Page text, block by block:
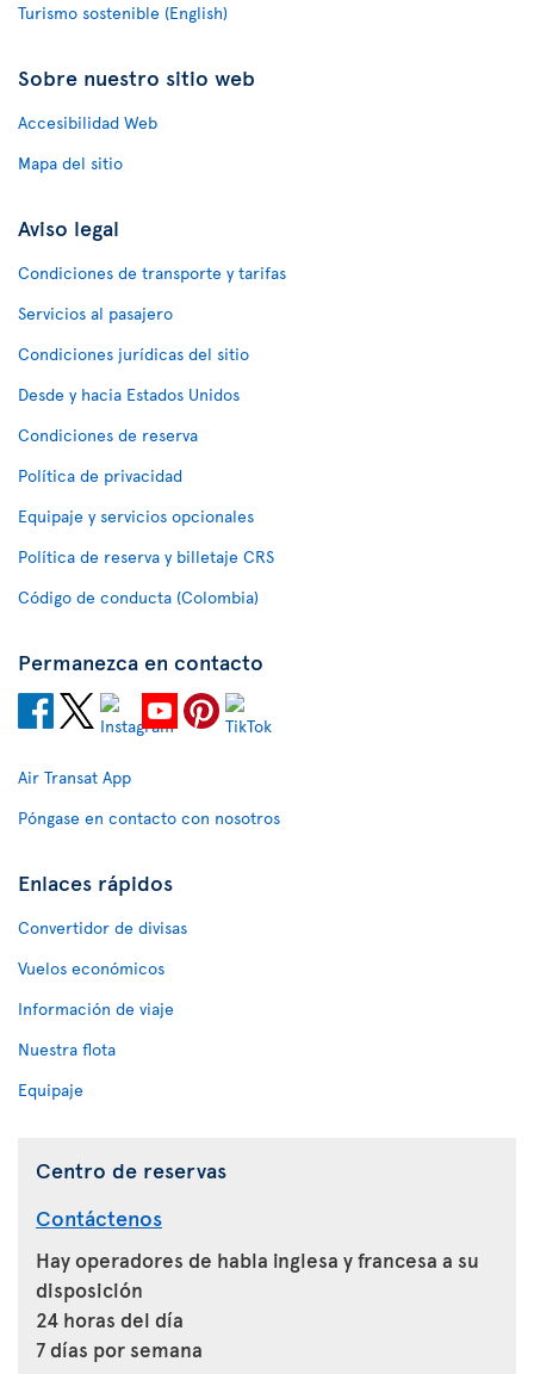
Turismo sostenible (English)
Sobre nuestro sitio web
Accesibilidad Web
Mapa del sitio
Aviso legal
Condiciones de transporte y tarifas
Servicios al pasajero
Condiciones jurídicas del sitio
Desde y hacia Estados Unidos
Condiciones de reserva
Política de privacidad
Equipaje y servicios opcionales
Política de reserva y billetaje CRS
Código de conducta (Colombia)
Permanezca en contacto
Air Transat App
Póngase en contacto con nosotros
Enlaces rápidos
Convertidor de divisas
Vuelos económicos
Información de viaje
Nuestra flota
Equipaje
Centro de reservas
Contáctenos
Hay operadores de habla inglesa y francesa a su
disposición
24 horas del día
7 días por semana